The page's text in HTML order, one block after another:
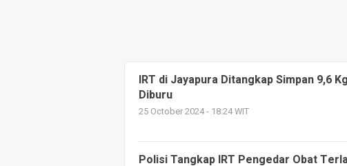
IRT di Jayapura Ditangkap Simpan 9,6
Diburu
25 October 2024 - 18:24 WIT
Polisi Tangkap IRT Pengedar Obat